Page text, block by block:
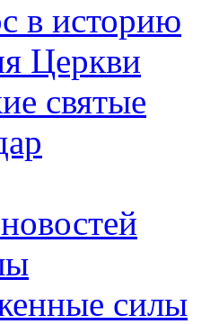
в историю
Церкви
святые
силы